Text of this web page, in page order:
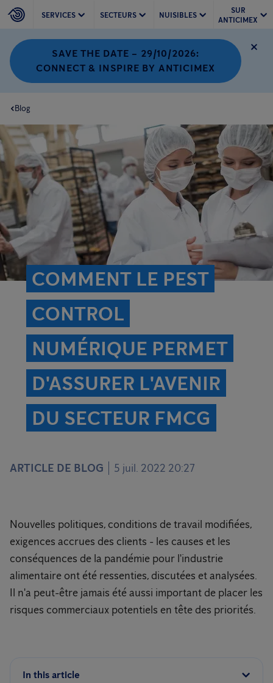
SERVICES SECTEURS NUISIBLES
SUR
ANTICIMEX
SAVE THE DATE – 29/10/2026:
CONNECT & INSPIRE BY ANTICIMEX
Blog
COMMENT LE PEST
CONTROL
NUMÉRIQUE PERMET
D'ASSURER L'AVENIR
DU SECTEUR FMCG
ARTICLE DE BLOG 5 juil. 2022 20:27
Nouvelles politiques, conditions de travail modifiées,
exigences accrues des clients - les causes et les
conséquences de la pandémie pour l'industrie
alimentaire ont été ressenties, discutées et analysées.
Il n'a peut-être jamais été aussi important de placer les
risques commerciaux potentiels en tête des priorités.
In this article